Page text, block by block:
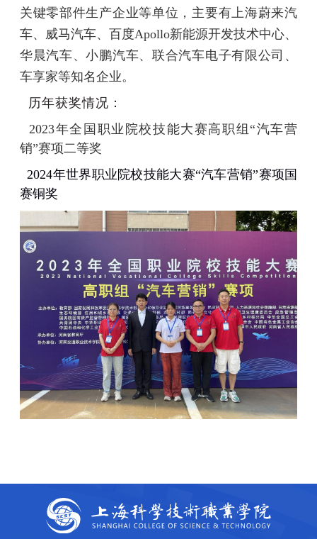
关键零部件生产企业等单位，主要有上海蔚来汽
车、威马汽车、百度Apollo新能源开发技术中心、
华晨汽车、小鹏汽车、联合汽车电子有限公司、
车享家等知名企业。
历年获奖情况：
2023年全国职业院校技能大赛高职组“汽车营
销”赛项二等奖
2024年世界职业院校技能大赛“汽车营销”赛项国
赛铜奖